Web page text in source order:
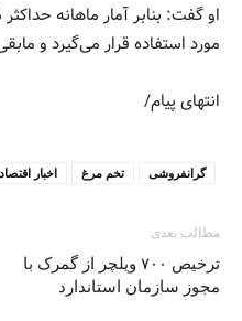
مورد استفاده قرار می‌گیرد و
انتهای پیام/
اخبار تخم مرغ گرانفروشی
مطالب بعدی
ترخیص ۷۰۰ ویلچر از گمرک با
مجوز سازمان استاندارد